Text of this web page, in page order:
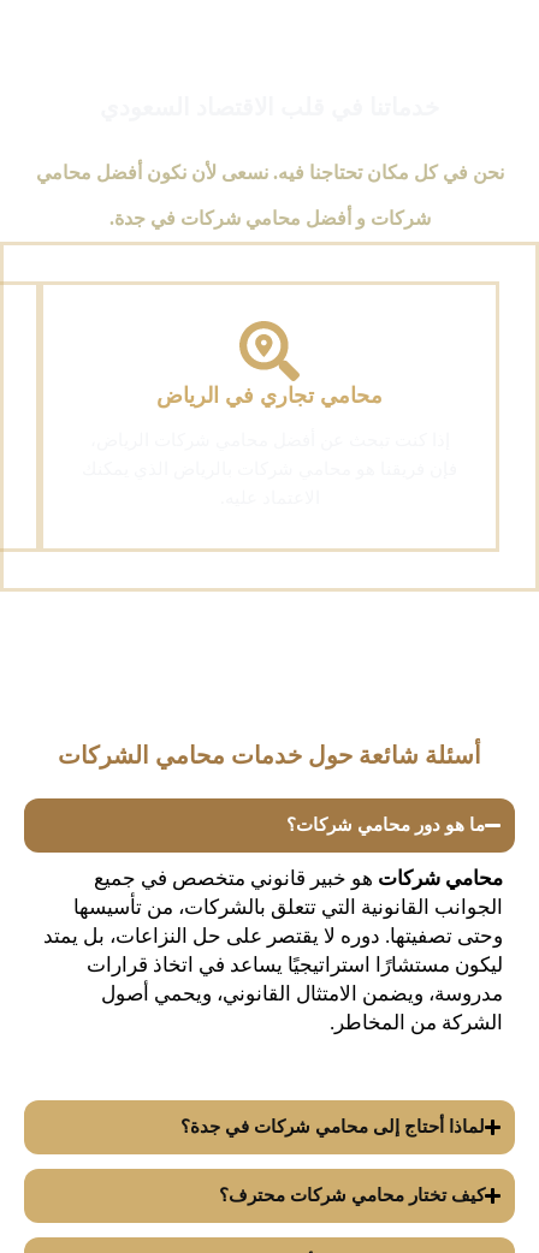
نحن في كل مكان تحتاجنا فيه. نسعى لأن نكون أفضل محامي
شركات و أفضل محامي شركات في جدة.
محامي تجاري في الرياض
أسئلة شائعة حول خدمات محامي الشركات
ما هو دور محامي شركات؟
محامي شركات هو خبير قانوني متخصص في جميع
الجوانب القانونية التي تتعلق بالشركات، من تأسيسها
وحتى تصفيتها. دوره لا يقتصر على حل النزاعات، بل يمتد
ليكون مستشارًا استراتيجيًا يساعد في اتخاذ قرارات
مدروسة، ويضمن الامتثال القانوني، ويحمي أصول
الشركة من المخاطر.
لماذا أحتاج إلى محامي شركات في جدة؟
كيف تختار محامي شركات محترف؟